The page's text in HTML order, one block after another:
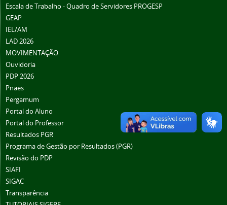
Escala de Trabalho - Quadro de Servidores PROGESP
GEAP
IEL/AM
LAD 2026
MOVIMENTAÇÃO
Ouvidoria
PDP 2026
Pnaes
Pergamum
Portal do Aluno
Portal do Professor
Resultados PGR
Programa de Gestão por Resultados (PGR)
Revisão do PDP
SIAFI
SIGAC
Transparência